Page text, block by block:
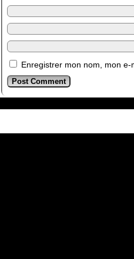
Enregistrer mon nom, mon